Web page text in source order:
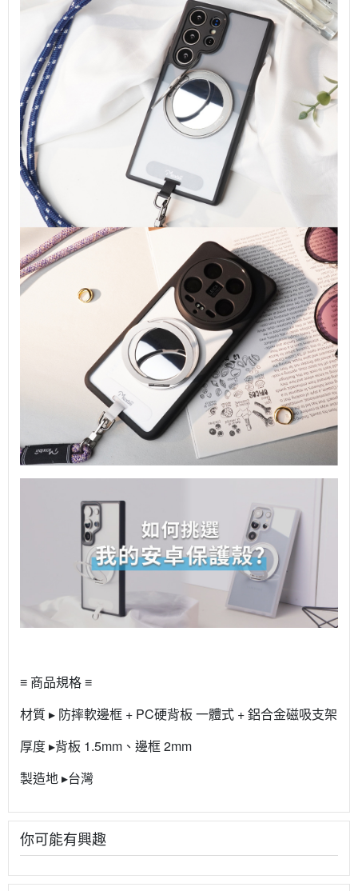
≡ 商品規格 ≡
材質 ▸ 防摔軟邊框 + PC硬背板 一體式 + 鋁合金磁吸支架
厚度 ▸背板 1.5mm、邊框 2mm
製造地 ▸台灣
你可能有興趣